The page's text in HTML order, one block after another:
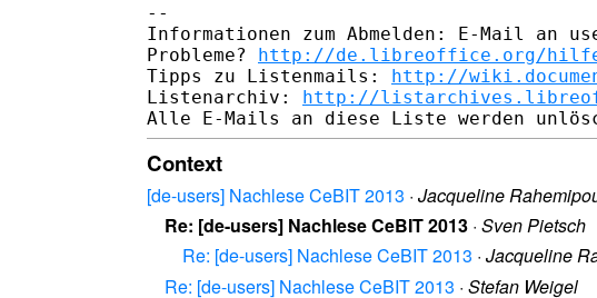
--
Informationen zum Abmelden: E-Mail an
Probleme? http://de.libreoffice.org/
Tipps zu Listenmails: http://
Listenarchiv: http://
Context
[de-users] Nachlese CeBIT 2013 · Jacqueline
Re: [de-users] Nachlese CeBIT 2013 · Sven Pietsch
Re: [de-users] Nachlese CeBIT 2013 · Jacqueline
Re: [de-users] Nachlese CeBIT 2013 · Stefan Weigel